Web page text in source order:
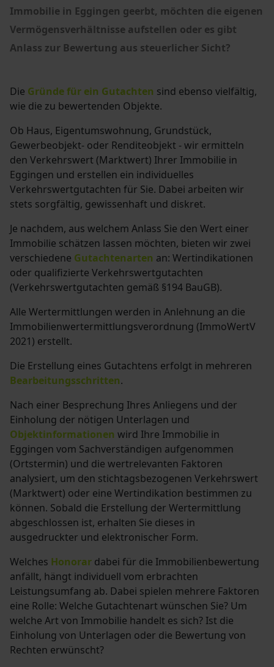
Immobilie in Eggingen geerbt, möchten die eigenen
Vermögensverhältnisse aufstellen oder es gibt
Anlass zur Bewertung aus steuerlicher Sicht?
Die Gründe für ein Gutachten sind ebenso vielfältig,
wie die zu bewertenden Objekte.
Ob Haus, Eigentumswohnung, Grundstück,
Gewerbeobjekt- oder Renditeobjekt - wir ermitteln
den Verkehrswert (Marktwert) Ihrer Immobilie in
Eggingen und erstellen ein individuelles
Verkehrswertgutachten für Sie. Dabei arbeiten wir
stets sorgfältig, gewissenhaft und diskret.
Je nachdem, aus welchem Anlass Sie den Wert einer
Immobilie schätzen lassen möchten, bieten wir zwei
verschiedene Gutachtenarten an: Wertindikationen
oder qualifizierte Verkehrswertgutachten
(Verkehrswertgutachten gemäß §194 BauGB).
Alle Wertermittlungen werden in Anlehnung an die
Immobilienwertermittlungsverordnung (ImmoWertV
2021) erstellt.
Die Erstellung eines Gutachtens erfolgt in mehreren
Bearbeitungsschritten.
Nach einer Besprechung Ihres Anliegens und der
Einholung der nötigen Unterlagen und
Objektinformationen wird Ihre Immobilie in
Eggingen vom Sachverständigen aufgenommen
(Ortstermin) und die wertrelevanten Faktoren
analysiert, um den stichtagsbezogenen Verkehrswert
(Marktwert) oder eine Wertindikation bestimmen zu
können. Sobald die Erstellung der Wertermittlung
abgeschlossen ist, erhalten Sie dieses in
ausgedruckter und elektronischer Form.
Welches Honorar dabei für die Immobilienbewertung
anfällt, hängt individuell vom erbrachten
Leistungsumfang ab. Dabei spielen mehrere Faktoren
eine Rolle: Welche Gutachtenart wünschen Sie? Um
welche Art von Immobilie handelt es sich? Ist die
Einholung von Unterlagen oder die Bewertung von
Rechten erwünscht?